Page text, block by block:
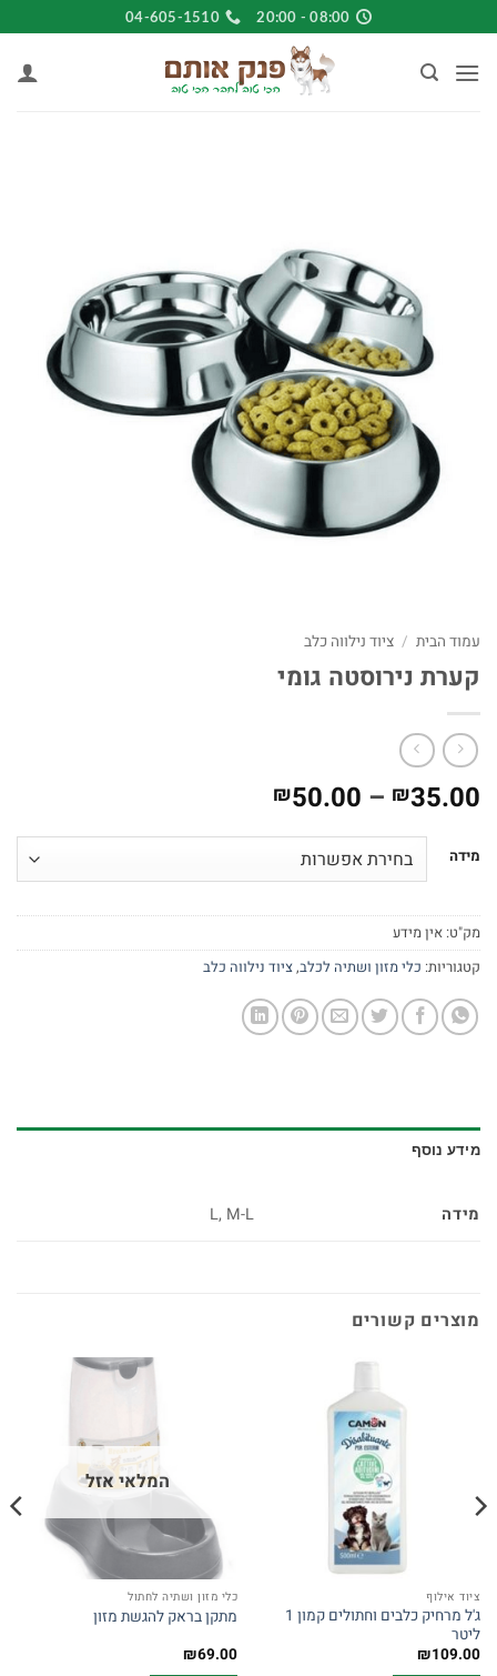
to
content
08:00 - 20:00
04-605-1510
עמוד הבית / ציוד נילווה כלב
קערת נירוסטה גומי
₪35.00
–
₪50.00
עד
מידה
מק"ט: אין מידע
קטגוריות: כלי מזון ושתיה לכלב,ציוד נילווה כלב
מידע נוסף
מידה L, M-L
מוצרים קשורים
ציוד אילוף
ג'ל מרחיק כלבים וחתולים קמון 1
ליטר
₪109.00
המלאי אזל
כלי מזון ושתיה לחתול
מתקן בראק להגשת מזון
₪69.00